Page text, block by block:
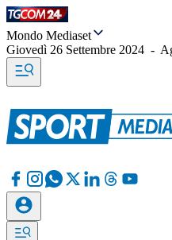
Mondo Mediaset
Giovedì 26 Settembre 2024 -